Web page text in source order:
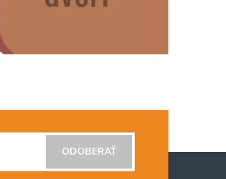
ODOBERAŤ